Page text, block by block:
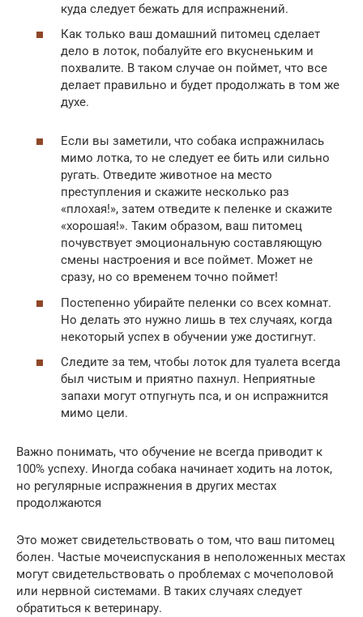
куда следует бежать для испражнений.
Как только ваш домашний питомец сделает
дело в лоток, побалуйте его вкусненьким и
похвалите. В таком случае он поймет, что все
делает правильно и будет продолжать в том же
духе.
Если вы заметили, что собака испражнилась
мимо лотка, то не следует ее бить или сильно
ругать. Отведите животное на место
преступления и скажите несколько раз
«плохая!», затем отведите к пеленке и скажите
«хорошая!». Таким образом, ваш питомец
почувствует эмоциональную составляющую
смены настроения и все поймет. Может не
сразу, но со временем точно поймет!
Постепенно убирайте пеленки со всех комнат.
Но делать это нужно лишь в тех случаях, когда
некоторый успех в обучении уже достигнут.
Следите за тем, чтобы лоток для туалета всегда
был чистым и приятно пахнул. Неприятные
запахи могут отпугнуть пса, и он испражнится
мимо цели.
Важно понимать, что обучение не всегда приводит к
100% успеху. Иногда собака начинает ходить на лоток,
но регулярные испражнения в других местах
продолжаются
Это может свидетельствовать о том, что ваш питомец
болен. Частые мочеиспускания в неположенных местах
могут свидетельствовать о проблемах с мочеполовой
или нервной системами. В таких случаях следует
обратиться к ветеринару.